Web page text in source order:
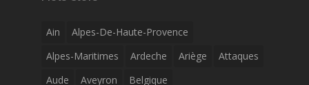
Ain
Alpes-De-Haute-Provence
Alpes-Maritimes
Ardeche Ariège
Attaques
Aude
Aveyron
Belgique